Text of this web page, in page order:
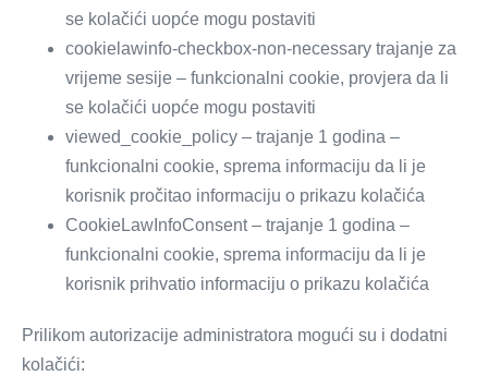
se kolačići uopće mogu postaviti
cookielawinfo-checkbox-non-necessary trajanje za
vrijeme sesije – funkcionalni cookie, provjera da li
se kolačići uopće mogu postaviti
viewed_cookie_policy – trajanje 1 godina –
funkcionalni cookie, sprema informaciju da li je
korisnik pročitao informaciju o prikazu kolačića
CookieLawInfoConsent – trajanje 1 godina –
funkcionalni cookie, sprema informaciju da li je
korisnik prihvatio informaciju o prikazu kolačića
Prilikom autorizacije administratora mogući su i dodatni
kolačići: